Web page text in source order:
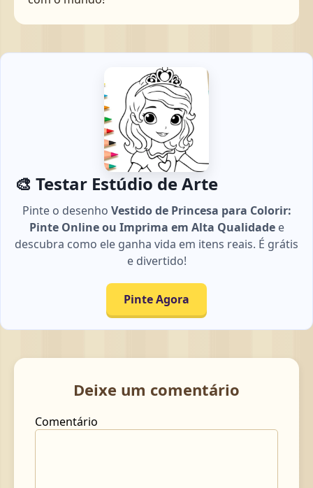
🎨 Testar Estúdio de Arte
Pinte o desenho Vestido de Princesa para Colorir:
Pinte Online ou Imprima em Alta Qualidadee
descubra como ele ganha vida em itens reais. É grátis
e divertido!
Pinte Agora
Deixe um comentário
Comentário